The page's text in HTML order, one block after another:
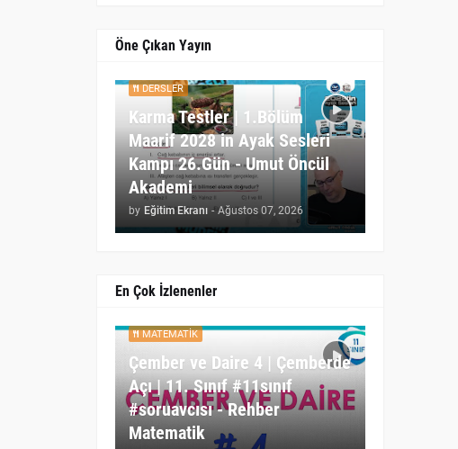
Öne Çıkan Yayın
DERSLER
Karma Testler | 1.Bölüm
Maarif 2028 in Ayak Sesleri
Kampı 26.Gün - Umut Öncül
Akademi
by Eğitim Ekranı - Ağustos 07, 2026
En Çok İzlenenler
MATEMATIK
Çember ve Daire 4 | Çemberde
Açı | 11. Sınıf #11sınıf
#soruavcısı - Rehber
Matematik